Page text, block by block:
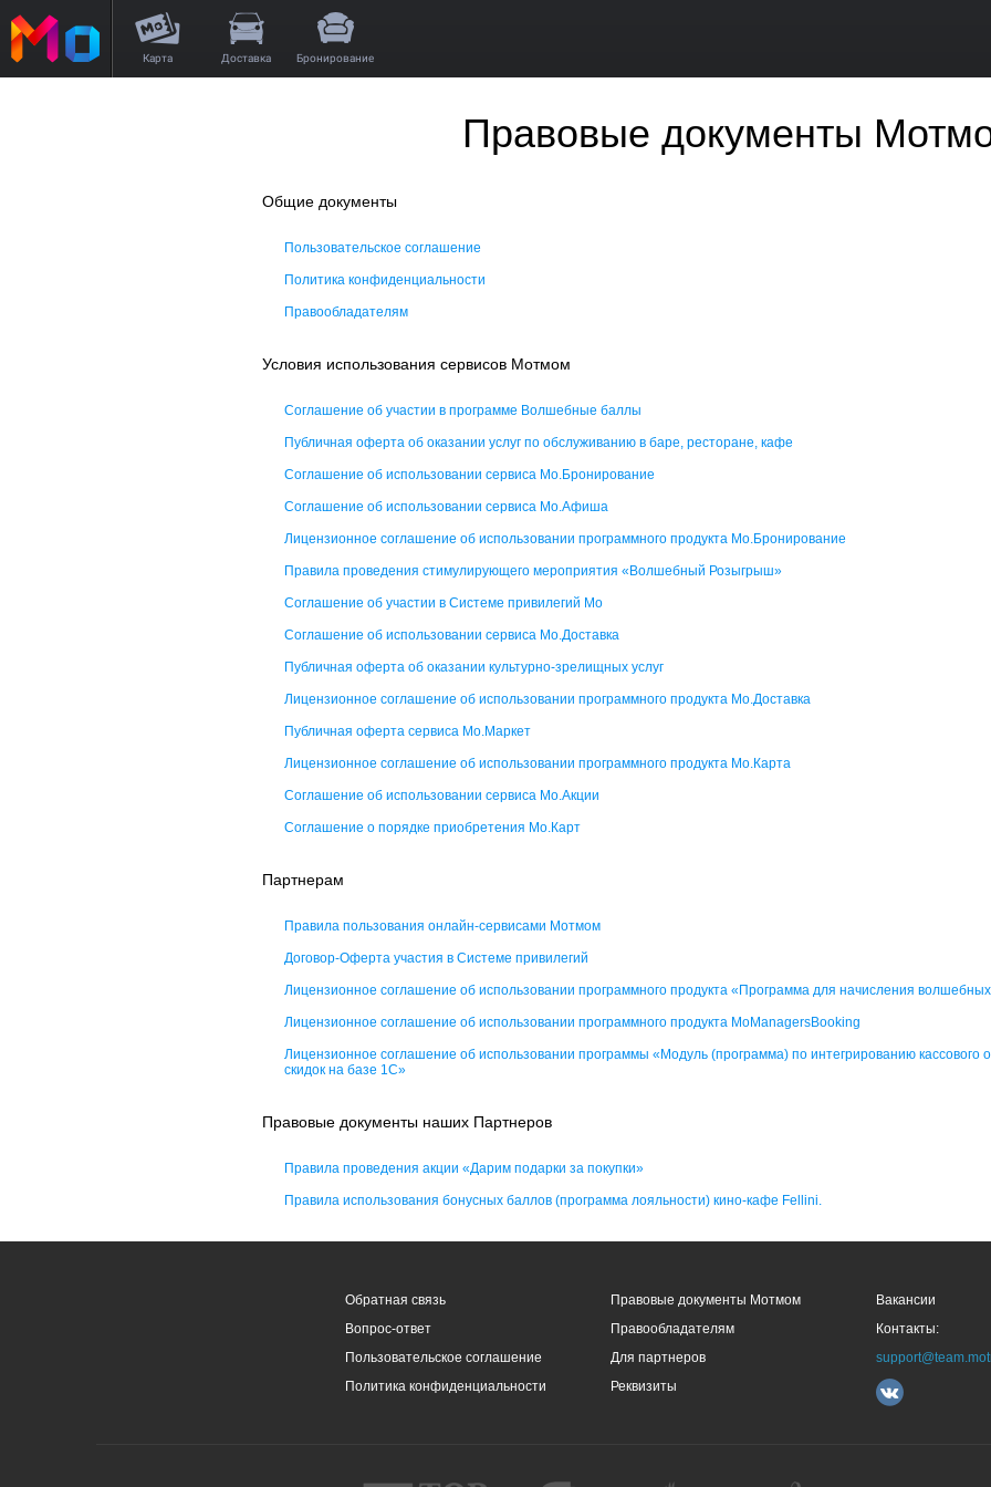
Карта Доставка Бронирование
Правовые документы
Общие документы
Пользовательское соглашение
Политика конфиденциальности
Правообладателям
Условия использования сервисов Мотмом
Соглашение об участии в программе Волшебные баллы
Публичная оферта об оказании услуг по обслуживанию в баре, ресторане, кафе
Соглашение об использовании сервиса Мо.Бронирование
Соглашение об использовании сервиса Мо.Афиша
Лицензионное соглашение об использовании программного продукта Мо.Бронирование
Правила проведения стимулирующего мероприятия «Волшебный Розыгрыш»
Соглашение об участии в Системе привилегий Мо
Соглашение об использовании сервиса Мо.Доставка
Публичная оферта об оказании культурно-зрелищных услуг
Лицензионное соглашение об использовании программного продукта Мо.Доставка
Публичная оферта сервиса Мо.Маркет
Лицензионное соглашение об использовании программного продукта Мо.Карта
Соглашение об использовании сервиса Мо.Акции
Соглашение о порядке приобретения Мо.Карт
Партнерам
Правила пользования онлайн-сервисами Мотмом
Договор-Оферта участия в Системе привилегий
Лицензионное соглашение об использовании программного продукта «Программа для начисления
Лицензионное соглашение об использовании программного продукта MoManagersBooking
Лицензионное соглашение об использовании программы «Модуль (программа) по интегрированию кассового
скидок на базе 1С»
Правовые документы наших Партнеров
Правила проведения акции «Дарим подарки за покупки»
Правила использования бонусных баллов (программа лояльности) кино-кафе Fellini.
Обратная связь
Вопрос-ответ
Пользовательское соглашение
Политика конфиденциальности
Правовые документы Мотмом
Правообладателям
Для партнеров
Реквизиты
Вакансии
Контакты: